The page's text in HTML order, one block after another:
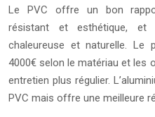
Le PVC offre un bon
résistant et esthétique,
chaleureuse et naturelle. Le
4000€ selon le matériau et les
entretien plus régulier.
PVC mais offre une meilleure